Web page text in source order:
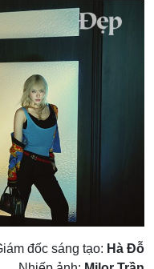
đốc sáng tạo: Hà Đỗ